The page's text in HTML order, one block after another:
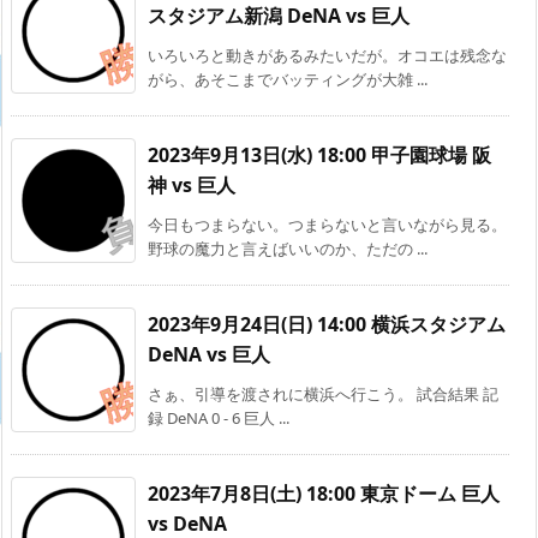
スタジアム新潟 DeNA vs 巨人
いろいろと動きがあるみたいだが。オコエは残念な
がら、あそこまでバッティングが大雑 ...
2023年9月13日(水) 18:00 甲子園球場 阪
神 vs 巨人
今日もつまらない。つまらないと言いながら見る。
野球の魔力と言えばいいのか、ただの ...
2023年9月24日(日) 14:00 横浜スタジアム
DeNA vs 巨人
さぁ、引導を渡されに横浜へ行こう。 試合結果 記
録 DeNA 0 - 6 巨人 ...
2023年7月8日(土) 18:00 東京ドーム 巨人
vs DeNA